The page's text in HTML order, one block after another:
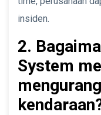
insiden.
2.
System